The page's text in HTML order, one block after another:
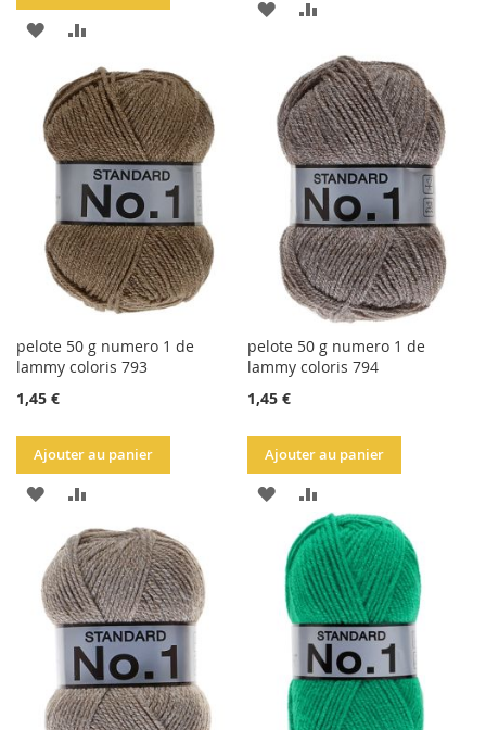
AJOUTER
LA
LISTE
D'ACHATS
AU
COMPARATEUR
AJOUTER
LA
LISTE
D'ACHATS
COMPARATEUR
pelote 50 g numero 1 de
lammy coloris 793
1,45 €
Ajouter au panier
AJOUTER
LA
LISTE
D'ACHATS
AU
COMPARATEUR
pelote 50 g numero 1 de
lammy coloris 794
1,45 €
Ajouter au panier
AJOUTER
LA
LISTE
D'ACHATS
AU
COMPARATEUR